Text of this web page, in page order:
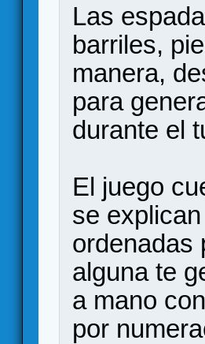
Las
barriles,
manera,
para
durante el
El juego
se
ordenadas
alguna te
a mano
por